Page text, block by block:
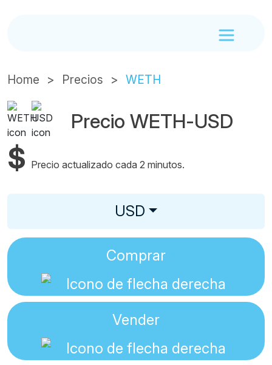
Home Precios WETH
Precio WETH-USD
$ Precio actualizado cada 2 minutos.
USD
Comprar
Vender